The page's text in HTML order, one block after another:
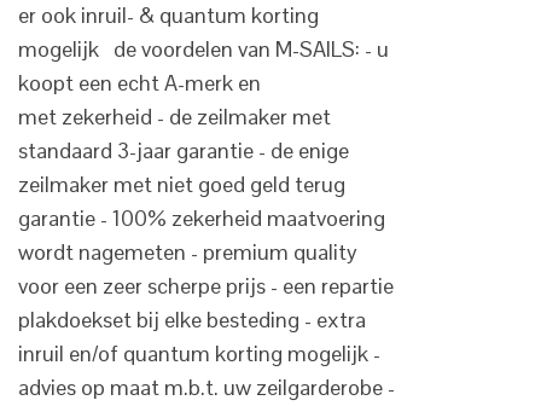
er ook inruil- & quantum korting
mogelijk de voordelen van M-SAILS: - u
koopt een echt A-merk en
met zekerheid - de zeilmaker met
standaard 3-jaar garantie - de enige
zeilmaker met niet goed geld terug
garantie - 100% zekerheid maatvoering
wordt nagemeten - premium quality
voor een zeer scherpe prijs - een repartie
plakdoekset bij elke besteding - extra
inruil en/of quantum korting mogelijk -
advies op maat m.b.t. uw zeilgarderobe -